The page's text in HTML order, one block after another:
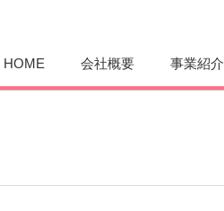
HOME 会社概要 事業紹介